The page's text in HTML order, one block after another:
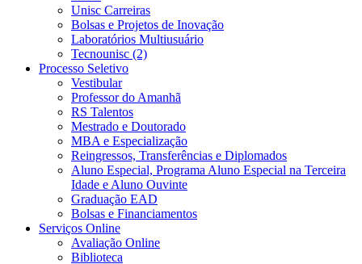
Unisc Carreiras
Bolsas e Projetos de Inovação
Laboratórios Multiusuário
Tecnounisc (2)
Processo Seletivo
Vestibular
Professor do Amanhã
RS Talentos
Mestrado e Doutorado
MBA e Especialização
Reingressos, Transferências e Diplomados
Aluno Especial, Programa Aluno Especial na Terceira
Idade e Aluno Ouvinte
Graduação EAD
Bolsas e Financiamentos
Serviços Online
Avaliação Online
Biblioteca